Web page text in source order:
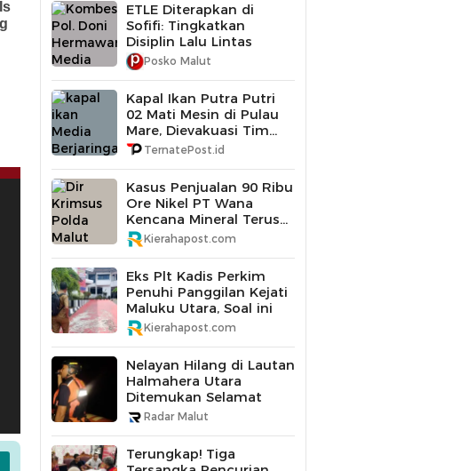
ETLE Diterapkan di
Sofifi: Tingkatkan
Disiplin Lalu Lintas
Posko Malut
Kapal Ikan Putra Putri
02 Mati Mesin di Pulau
Mare, Dievakuasi Tim
SAR Gabungan
TernatePost.id
Kasus Penjualan 90 Ribu
Ore Nikel PT Wana
Kencana Mineral Terus
Didalami Polda Maluku
Utara
Kierahapost.com
Eks Plt Kadis Perkim
Penuhi Panggilan Kejati
Maluku Utara, Soal ini
Kierahapost.com
Nelayan Hilang di Lautan
Halmahera Utara
Ditemukan Selamat
Radar Malut
Terungkap! Tiga